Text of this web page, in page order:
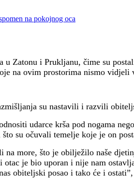
Zatonu i Prukljanu, čime su
na ovim prostorima nismo vidjeli
su nastavili i razvili
udarce krša pod nogama
su očuvali temelje koje je on
more, što je obilježilo naše
je bio uporan i nije nam
obiteljski posao i tako će i